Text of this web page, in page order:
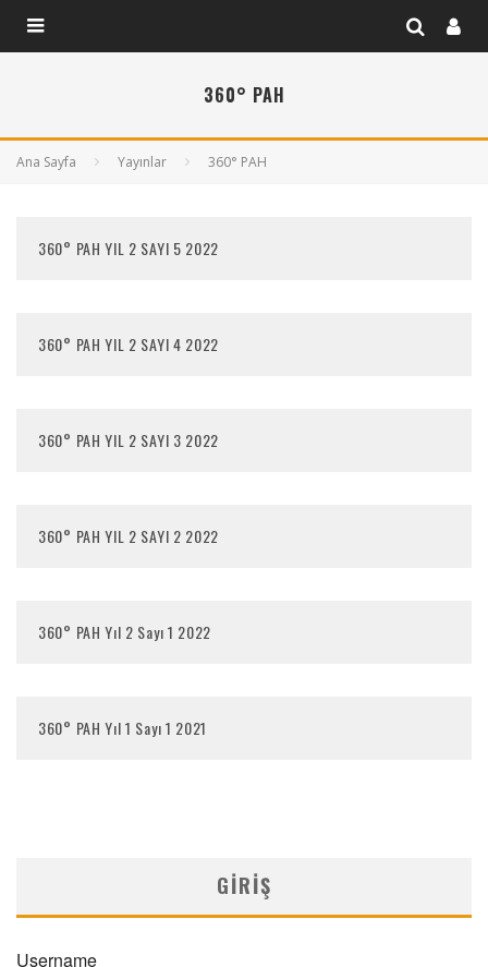
360° PAH
Ana Sayfa Yayınlar 360° PAH
360° PAH YIL 2 SAYI 5 2022
360° PAH YIL 2 SAYI 4 2022
360° PAH YIL 2 SAYI 3 2022
360° PAH YIL 2 SAYI 2 2022
360° PAH Yıl 2 Sayı 1 2022
360° PAH Yıl 1 Sayı 1 2021
GIRIŞ
Username